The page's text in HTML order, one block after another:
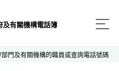
及有關機構電話簿
門及有關機構的職員或查詢電話號碼